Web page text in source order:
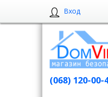
Вход
(068) 120-00-